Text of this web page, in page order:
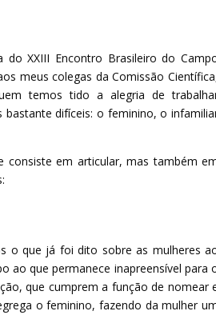
XXIII Encontro Brasileiro do
meus colegas da Comissão
temos tido a alegria de
difíceis: o feminino, o
consiste em articular, mas também
o que já foi dito sobre as mulheres
ao que permanece inapreensível para
que cumprem a função de nomear
o feminino, fazendo da mulher